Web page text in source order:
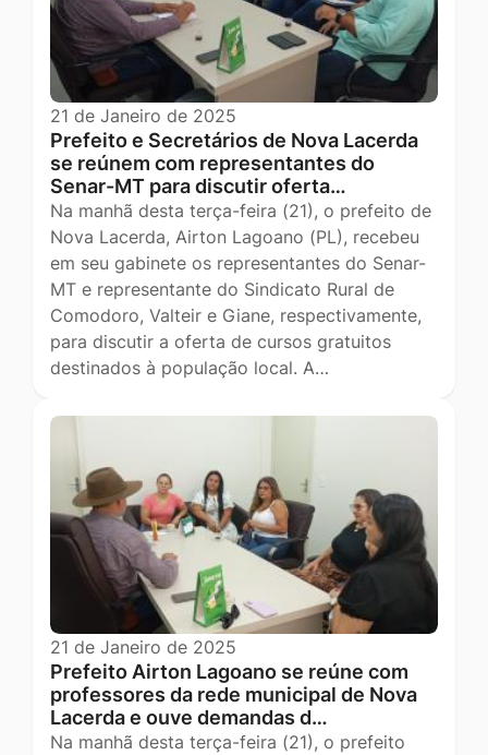
21 de Janeiro de 2025
Prefeito e Secretários de Nova Lacerda
se reúnem com representantes do
Senar-MT para discutir oferta…
Na manhã desta terça-feira (21), o prefeito de
Nova Lacerda, Airton Lagoano (PL), recebeu
em seu gabinete os representantes do Senar-
MT e representante do Sindicato Rural de
Comodoro, Valteir e Giane, respectivamente,
para discutir a oferta de cursos gratuitos
destinados à população local. A…
21 de Janeiro de 2025
Prefeito Airton Lagoano se reúne com
professores da rede municipal de Nova
Lacerda e ouve demandas d…
Na manhã desta terça-feira (21), o prefeito